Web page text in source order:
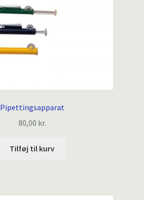
Pipettingsapparat
80,00 kr.
Tilføj til kurv